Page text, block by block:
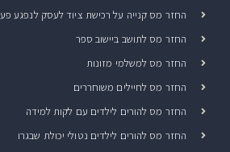
החזר מס קנייה על רכישת ציוד לעסק לנפגע
החזר מס לתושב ביישוב ספר
החזר מס למשלמי מזונות
החזר מס לחיילים משוחררים
החזר מס להורים לילדים עם לקות למידה
החזר מס להורים לילדים נטולי יכולת שבגרו